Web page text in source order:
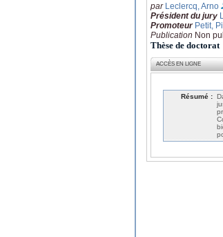
par Leclercq, Arno
Président du jury
Promoteur Petit,
Publication Non
Thèse de doctorat
ACCÈS EN LIGNE
Résumé :